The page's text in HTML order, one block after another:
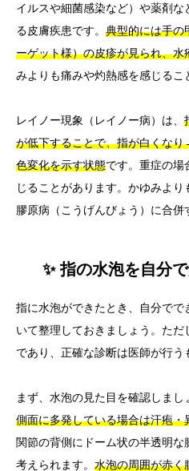
イルスや細菌感染など）や薬剤
る皮膚疾患です。 典型的には手の
ーゲット様）の皮疹が見られ、
みよりも痛みや灼熱感を感じるこ
レイノー現象（レイノー病）は、
が低下することで、指が白くな
色変化を示す状態です。重症の場
じることがあります。かゆみより
膠原病（こうげんびょう）に合併
✨ 指の水泡を自分
指に水泡ができたとき、自分で
いて整理しておきましょう。た
であり、正確な診断は医師が行う
まず、水泡の見た目を確認しまし
側面に多発している場合は汗疱
関節の背側にドーム状の半透明
考えられます。 水泡の周囲が赤く